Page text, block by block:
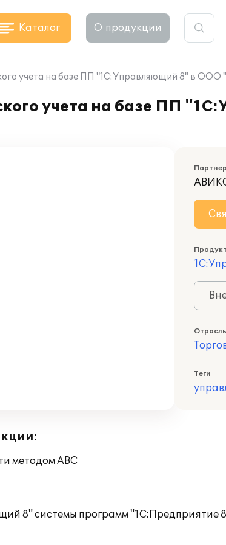
Каталог О продукции
учета на базе ПП "1С:Управляющий 8" в ООО
учета на базе ПП
Продукт
Теги
методом ABC
8" системы программ "1С:Предприятие